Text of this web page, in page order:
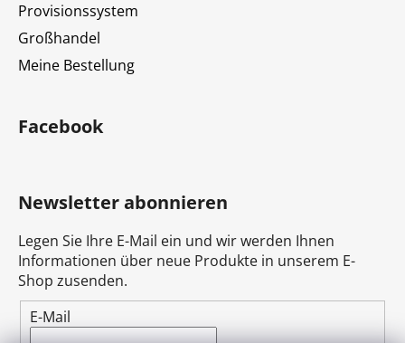
Provisionssystem
Großhandel
Meine Bestellung
Facebook
Newsletter abonnieren
Legen Sie Ihre E-Mail ein und wir werden Ihnen
Informationen über neue Produkte in unserem E-
Shop zusenden.
E-Mail